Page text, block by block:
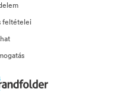
feltételei